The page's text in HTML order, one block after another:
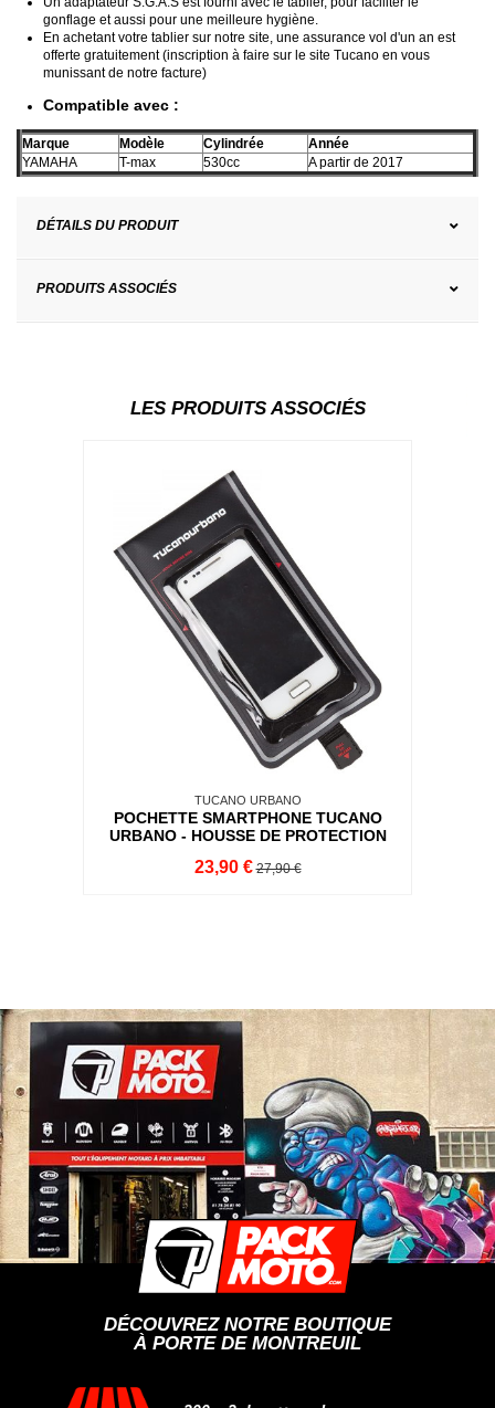
gonflage et aussi pour une meilleure hygiène.
En achetant votre tablier sur notre site, une assurance vol d'un an est
offerte gratuitement (inscription à faire sur le site Tucano en vous
munissant de notre facture)
Compatible avec :
Marque Modèle Cylindrée
Année
YAMAHA
T-max 530cc A partir de 2017
DÉTAILS DU PRODUIT
PRODUITS ASSOCIÉS
LES PRODUITS ASSOCIÉS
TUCANO URBANO
POCHETTE SMARTPHONE TUCANO
URBANO - HOUSSE DE PROTECTION
23,90 € 27,90 €
DÉCOUVREZ NOTRE BOUTIQUE
À PORTE DE MONTREUIL